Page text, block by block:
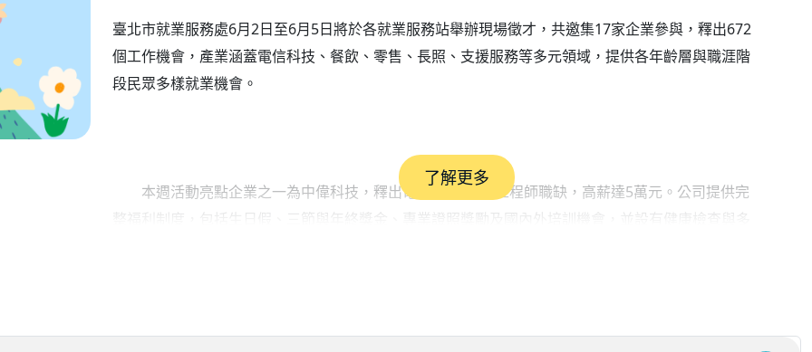
臺北市就業服務處6月2日至6月5日將於各就業服務站舉辦現場徵才，共邀集17家企業參與，釋出672
個工作機會，產業涵蓋電信科技、餐飲、零售、長照、支援服務等多元領域，提供各年齡層與職涯階
段民眾多樣就業機會。
本週活動亮點企業之一為中偉科技，釋出電信/弱電維護工程師職缺，高薪達5萬元。公司提供完
整福利制度，包括生日假、三節與年終獎金、專業證照獎勵及國內外培訓機會，並設有健康檢查與多
了解更多